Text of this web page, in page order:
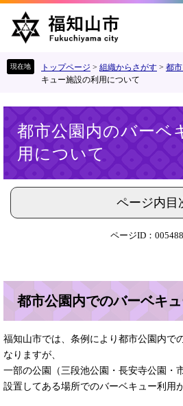
す
し
トップページ > 組織からさがす > 都
キュー施設の利用について
都市公園内のバーベ
用について
ページ内目
ページID：
都市公園内でのバーベキ
福知山市では、条例により都市公園内で
なりますが、
一部の公園（三段池公園・長安寺公園・
設置してある場所でのバーベキュー利用